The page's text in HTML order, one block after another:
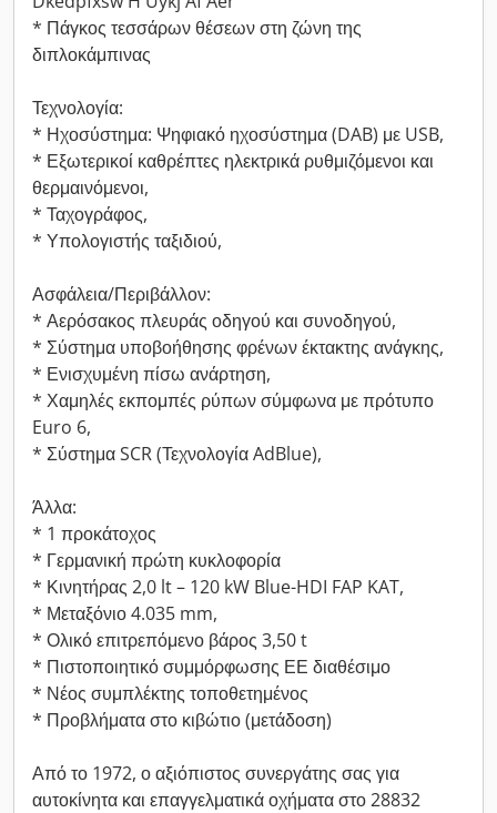
* Πάγκος τεσσάρων θέσεων στη ζώνη της
διπλοκάμπινας
Τεχνολογία:
* Ηχοσύστημα: Ψηφιακό ηχοσύστημα (DAB) με USB,
* Εξωτερικοί καθρέπτες ηλεκτρικά ρυθμιζόμενοι και
θερμαινόμενοι,
* Ταχογράφος,
* Υπολογιστής ταξιδιού,
Ασφάλεια/Περιβάλλον:
* Αερόσακος πλευράς οδηγού και συνοδηγού,
* Σύστημα υποβοήθησης φρένων έκτακτης ανάγκης,
* Ενισχυμένη πίσω ανάρτηση,
* Χαμηλές εκπομπές ρύπων σύμφωνα με πρότυπο
Euro 6,
* Σύστημα SCR (Τεχνολογία AdBlue),
Άλλα:
* 1 προκάτοχος
* Γερμανική πρώτη κυκλοφορία
* Κινητήρας 2,0 lt – 120 kW Blue-HDI FAP KAT,
* Μεταξόνιο 4.035 mm,
* Ολικό επιτρεπόμενο βάρος 3,50 t
* Πιστοποιητικό συμμόρφωσης ΕΕ διαθέσιμο
* Νέος συμπλέκτης τοποθετημένος
* Προβλήματα στο κιβώτιο (μετάδοση)
Από το 1972, ο αξιόπιστος συνεργάτης σας για
αυτοκίνητα και επαγγελματικά οχήματα στο 28832